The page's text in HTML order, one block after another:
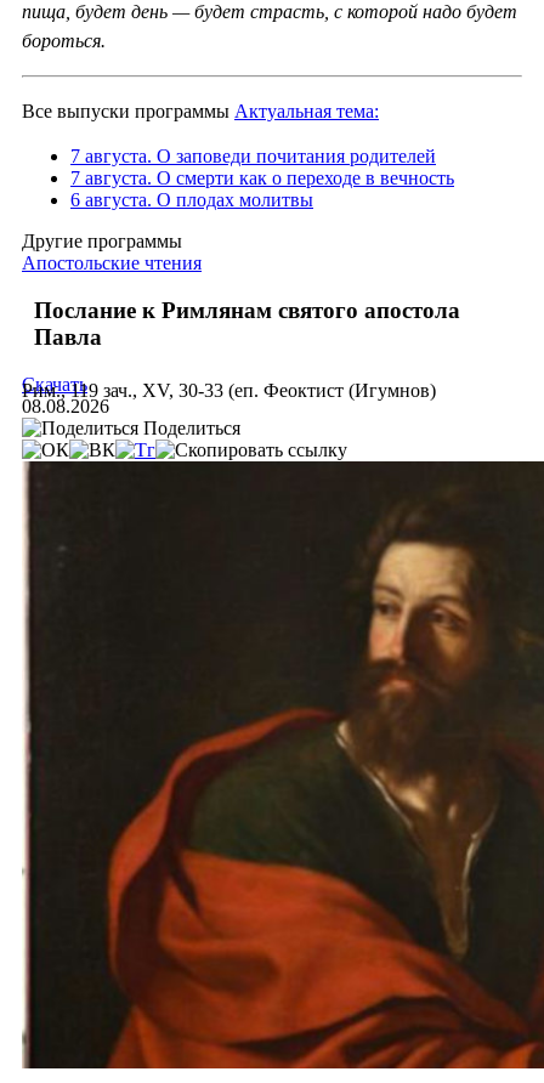
пища, будет день — будет страсть, с которой надо будет
бороться.
Все выпуски программы Актуальная тема:
7 августа. О заповеди почитания родителей
7 августа. О смерти как о переходе в вечность
6 августа. О плодах молитвы
Другие программы
Апостольские чтения
Послание к Римлянам святого апостола
Павла
Рим., 119 зач., XV, 30-33 (еп. Феоктист (Игумнов)
Скачать
08.08.2026
Поделиться